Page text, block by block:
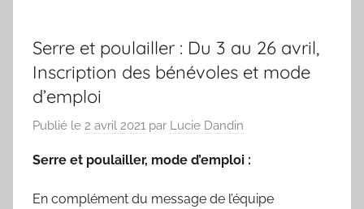
Serre et poulailler : Du 3 au 26 avril,
Inscription des bénévoles et mode
d’emploi
Publié le 2 avril 2021 par Lucie Dandin
Serre et poulailler, mode d’emploi :
En complément du message de l’équipe